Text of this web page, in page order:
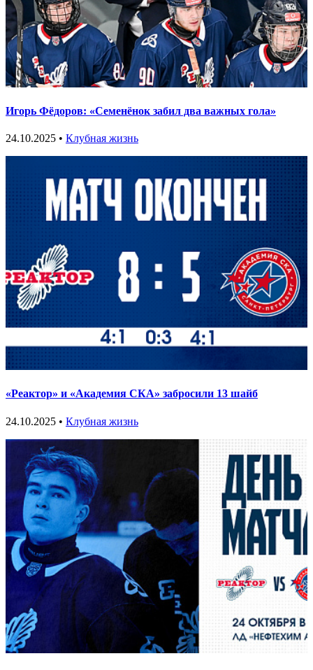
Игорь Фёдоров: «Семенёнок забил два важных гола»
24.10.2025 • Клубная жизнь
«Реактор» и «Академия СКА» забросили 13 шайб
24.10.2025 • Клубная жизнь